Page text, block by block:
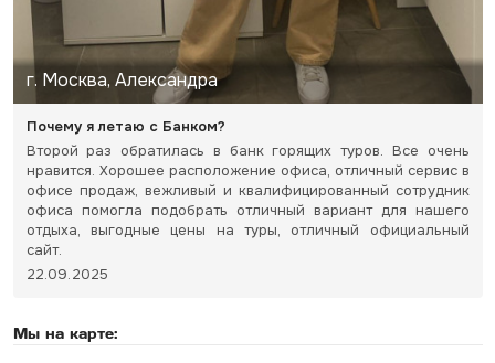
г. Москва, Александра
Почему я летаю с Банком?
Второй раз обратилась в банк горящих туров. Все очень
нравится. Хорошее расположение офиса, отличный сервис в
офисе продаж, вежливый и квалифицированный сотрудник
офиса помогла подобрать отличный вариант для нашего
отдыха, выгодные цены на туры, отличный официальный
сайт.
22.09.2025
Мы на карте: